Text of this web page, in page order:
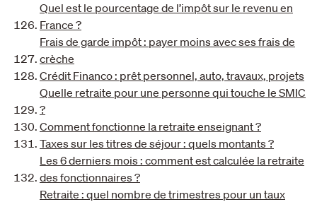
Quel est le pourcentage de l’impôt sur le revenu en
France ?
Frais de garde impôt : payer moins avec ses frais de
crèche
Crédit Financo : prêt personnel, auto, travaux, projets
Quelle retraite pour une personne qui touche le SMIC
?
Comment fonctionne la retraite enseignant ?
Taxes sur les titres de séjour : quels montants ?
Les 6 derniers mois : comment est calculée la retraite
des fonctionnaires ?
Retraite : quel nombre de trimestres pour un taux